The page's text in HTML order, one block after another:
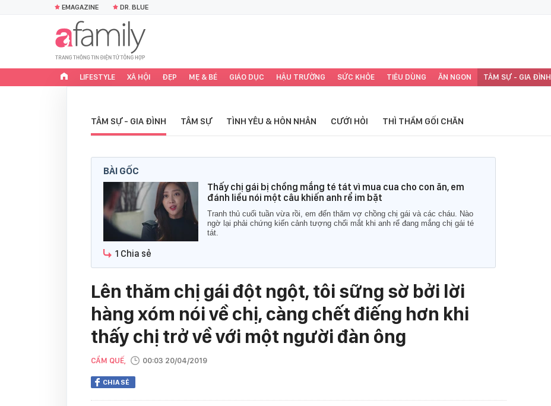
EMAGAZINE DR. BLUE
LIFESTYLE XÃ HỘI ĐẸP MẸ & BÉ GIÁO DỤC HẬU TRƯỜNG SỨC KHỎE TIÊU DÙNG ĂN NGON TÂM SỰ - GIA ĐÌNH
TÂM SỰ - GIA ĐÌNH TÂM SỰ TÌNH YÊU & HÔN NHÂN CƯỚI HỎI THÌ THẦM GỐI CHĂN
BÀI GỐC
Thấy chị gái bị chồng mắng té tát vì mua cua cho con ăn, em
đánh liều nói một câu khiến anh rể im bặt
Tranh thủ cuối tuần vừa rồi, em đến thăm vợ chồng chị gái và các cháu. Nào
ngờ lại phải chứng kiến cảnh tượng chối mắt khi anh rể đang mắng chị gái té
tát.
1 Chia sẻ
Lên thăm chị gái đột ngột, tôi sững sờ bởi lời
hàng xóm nói về chị, càng chết điếng hơn khi
thấy chị trở về với một người đàn ông
CẨM QUẾ, 00:03 20/04/2019
CHIA SẺ